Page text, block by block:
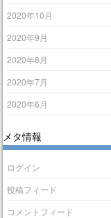
2020年10月
2020年9月
2020年8月
2020年7月
2020年6月
メタ情報
ログイン
投稿フィード
コメントフィード